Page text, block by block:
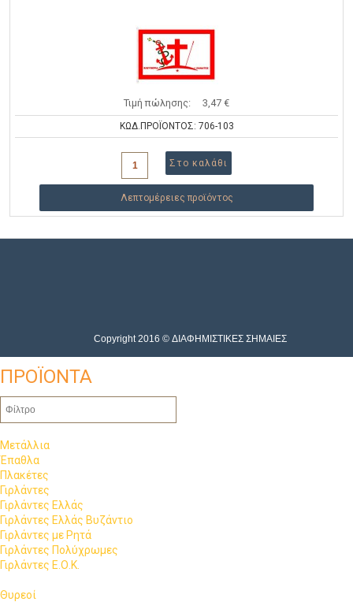
Τιμή πώλησης: 3,47 €
ΚΩΔ.ΠΡΟΪΟΝΤΟΣ: 706-103
Λεπτομέρειες προϊόντος
Copyright 2016 © ΔΙΑΦΗΜΙΣΤΙΚΕΣ ΣΗΜΑΙΕΣ
ΠΡΟΪΟΝΤΑ
Μετάλλια
Έπαθλα
Πλακέτες
Γιρλάντες
Γιρλάντες Ελλάς
Γιρλάντες Ελλάς Βυζάντιο
Γιρλάντες με Ρητά
Γιρλάντες Πολύχρωμες
Γιρλάντες Ε.Ο.Κ.
Θυρεοί